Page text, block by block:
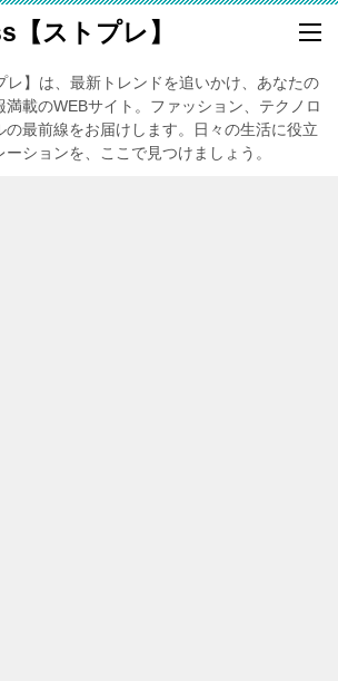
ストプレ】
レ】は、最新トレンドを追いかけ、あなたの
載のWEBサイト。ファッション、テクノロ
の最前線をお届けします。日々の生活に役立
ションを、ここで見つけましょう。